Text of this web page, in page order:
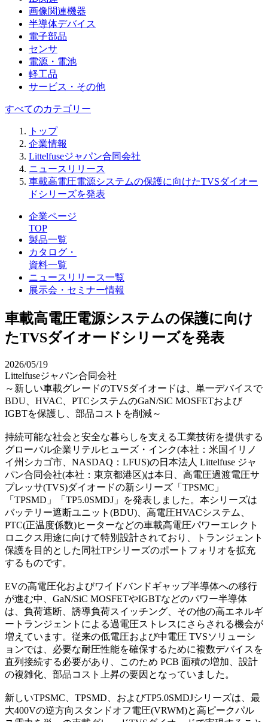
画像関連機器
半導体デバイス
電子部品
センサ
電源・電池
軽工品
サービス・その他
すべてのカテゴリー
トップ
企業情報
Littelfuseジャパン合同会社
ニュースリリース
車載高電圧電源システムの保護に向けたTVSダイオー
ドシリーズを発表
企業ページ
TOP
製品一覧
カタログ・
資料一覧
ニュースリリース一覧
展示会・セミナー情報
車載高電圧電源システムの保護に向け
たTVSダイオードシリーズを発表
2026/05/19
Littelfuseジャパン合同会社
～新しい車載グレードのTVSダイオードは、単一デバイスで
BDU、HVAC、PTCシステムのGaN/SiC MOSFETおよび
IGBTを保護し、部品コストを削減～
持続可能な社会と安全な暮らしを支える工業技術を提供する
グローバル企業リテルヒューズ・インク(本社：米国イリノ
イ州シカゴ市、NASDAQ：LFUS)の日本法人 Littelfuse ジャ
パン合同会社(本社：東京都港区)は本日、高電圧過渡電圧サ
プレッサ(TVS)ダイオードの新シリーズ「TPSMC」
「TPSMD」「TP5.0SMDJ」を発表しました。本シリーズは
バッテリー遮断ユニット(BDU)、高電圧HVACシステム、
PTC(正温度係数)ヒーターなどの車載高電圧パワーエレクト
ロニクス用途に向けて特別設計されており、トランジェント
保護を目的とした同社TPシリーズのポートフォリオを拡充
するものです。
EVの高電圧化およびワイドバンドギャップ半導体への移行
が進む中、GaN/SiC MOSFETやIGBTなどのパワー半導体
は、負荷遮断、誘導負荷スイッチング、その他の高エネルギ
ートランジェントによる過電圧ストレスにさらされる機会が
増えています。従来の低電圧および中電圧 TVSソリューシ
ョンでは、必要な耐圧性能を確保するために複数デバイスを
直列接続する必要があり、このため PCB 面積の増加、設計
の複雑化、部品コスト上昇の要因となっていました。
新しいTPSMC、TPSMD、およびTP5.0SMDJシリーズは、最
大400Vの逆方向スタンドオフ電圧(VRWM)と高ピークパル